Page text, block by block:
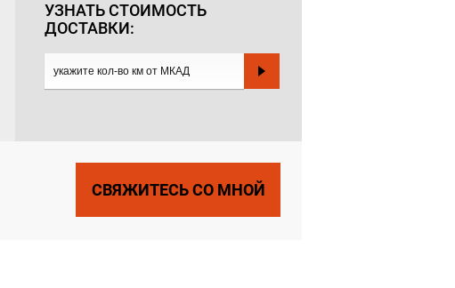
УЗНАТЬ СТОИМОСТЬ
ДОСТАВКИ:
СВЯЖИТЕСЬ СО МНОЙ